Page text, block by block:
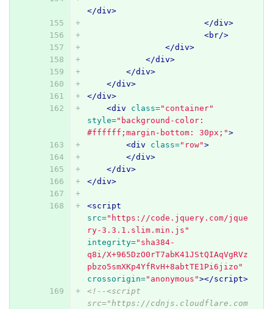
</div>
</div>
<br/>
</div>
</div>
</div>
</div>
</div>
<div
class="container"
style="background-color:
#ffffff;margin-bottom: 30px;">
<div
class="row">
</div>
</div>
</div>
<script
src="https://code.jquery.com/jque
ry-3.3.1.slim.min.js"
integrity="sha384-
q8i/X+965DzO0rT7abK41JStQIAqVgRVz
pbzo5smXKp4YfRvH+8abtTE1Pi6jizo"
crossorigin="anonymous"></script>
<!--<script
src="https://cdnjs.cloudflare.com